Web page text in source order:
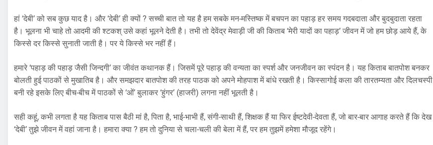
हां ‘देबी’ को सब कुछ याद है। और ‘देबी’ ही क्यों ? सच्ची बात तो यह है हम सबके मन-मस्तिष्क में बचपन का पहाड़ हर समय गदबदाता और बुदबुदाता रहता
है। भूलना भी चाहे तो आदमी की श्टकश् उसे कहां भूलने देती है। तभी तो देवेंद्र मेवाड़ी जी की किताब ‘मेरी यादों का पहाड़’ जीवन में जो हम छोड़ आये हैं, के
किस्से दर किस्से सुनाती जाती है। पर ये किस्से भर नहीं हैं।
हमारे ‘पहाड़ की पहाड़ जैसी जिन्दगी’ का जीवंत कथानक हैं। जिसमें पूरे पहाड़ की वन्यता का स्पर्श और जनजीवन का स्पंदन है। यह किताब बातपोश बनकर
बोलती हुई पाठकों से मुखातिब है। और समझदार बातपोश की तरह पाठक को अपने मोहपाश में बांधे रखती है। किस्सागोई कला की तारतम्यता और दिलचस्पी
बनी रहे इसके लिए बीच-बीच में पाठकों से ‘ओं’ बुलाकर ‘हुंगर’ (हाजरी) लगना नहीं भूलती है।
सही कहूं, कभी लगता है यह किताब पास बैठी मां है, पिता है, भाई-भाभी हैं, संगी-साथी हैं, शिक्षक हैं या फिर ईष्टदेवी-देवता हैं, जो बार-बार आगाह करते हैं कि देख
‘देबी’ तुझे जीवन में वहां जाना है। हमारा क्या ? हम तो दुनिया से चला-चली की बेला में हैं, पर हम तुझमें हमेशा मौजूद रहेंगे।